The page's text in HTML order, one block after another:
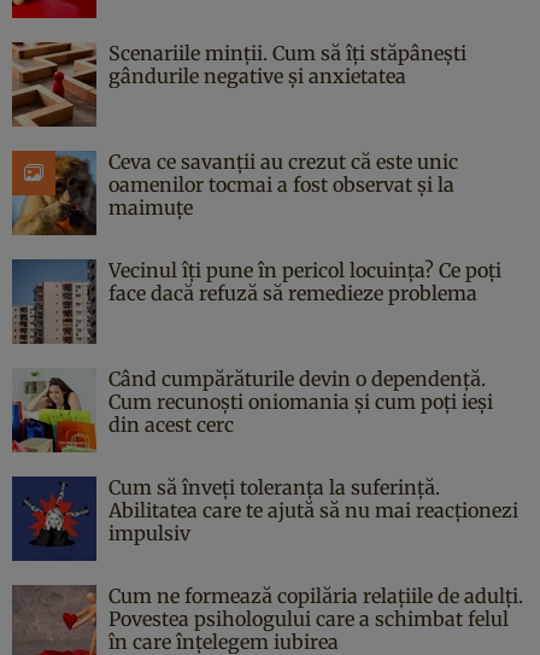
Scenariile minții. Cum să îți stăpânești
gândurile negative și anxietatea
Ceva ce savanții au crezut că este unic
oamenilor tocmai a fost observat și la
maimuțe
Vecinul îți pune în pericol locuința? Ce poți
face dacă refuză să remedieze problema
Când cumpărăturile devin o dependență.
Cum recunoști oniomania și cum poți ieși
din acest cerc
Cum să înveți toleranța la suferință.
Abilitatea care te ajută să nu mai reacționezi
impulsiv
Cum ne formează copilăria relațiile de adulți.
Povestea psihologului care a schimbat felul
în care înțelegem iubirea